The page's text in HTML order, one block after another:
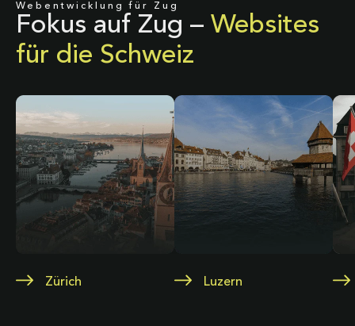
Webentwicklung für Zug
Fokus auf Zug – Websites
für die Schweiz
Zürich Luzern